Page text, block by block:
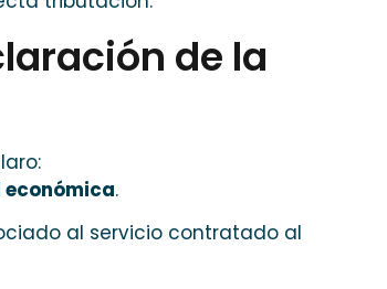
de la
.
al servicio contratado al